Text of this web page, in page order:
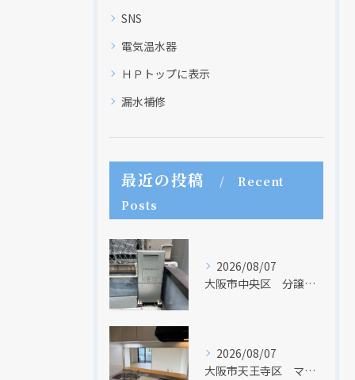
SNS
電気温水器
ＨＰトップに表示
漏水補修
最近の投稿
Recent
Posts
2026/08/07
大阪市中央区 分譲マンションの給湯器取替リフォーム工事 UV除菌機能搭載給湯器
2026/08/07
大阪市天王寺区 マンションのキッチン取替及び内装リフォーム工事 クリナップ